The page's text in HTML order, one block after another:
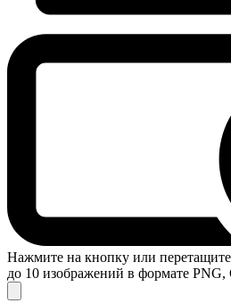
Нажмите на кнопку или
до 10 изображений в формате PNG,